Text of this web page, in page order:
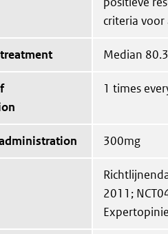
criteria
Median
1 times
300mg
2011;
Expertopinie